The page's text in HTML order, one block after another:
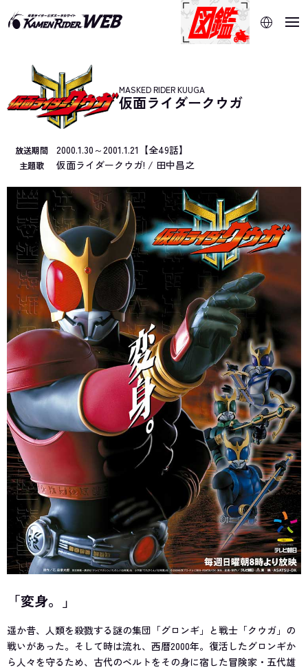
当サイトでは、機械的な自動翻訳サービスを使用していま
す。指定した言語に切り替わらないページは、ブラウザの翻
訳機能をご利用ください。
MASKED RIDER KUUGA
仮面ライダークウガ
放送期間 2000.1.30～2001.1.21【全49話】
主題歌 仮面ライダークウガ! / 田中昌之
「変身。」
遥か昔、人類を殺戮する謎の集団「グロンギ」と戦士「クウガ」の
戦いがあった。そして時は流れ、西暦2000年。復活したグロンギか
ら人々を守るため、古代のベルトをその身に宿した冒険家・五代雄